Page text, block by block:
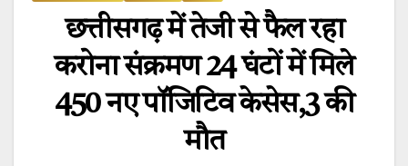
छत्तीसगढ़ में तेजी से फैल रहा
करोना संक्रमण 24 घंटों में मिले
450 नए पॉजिटिव केसेस,3 की
मौत